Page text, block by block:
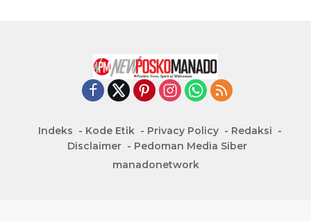
Indeks Kode Etik Privacy Policy
Redaksi
Disclaimer
Pedoman Media Siber
manadonetwork